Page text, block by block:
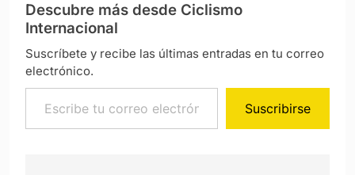
Descubre más desde Ciclismo
Internacional
Suscríbete y recibe las últimas entradas en tu correo
electrónico.
Escribe tu correo electrónico…
Suscribirse